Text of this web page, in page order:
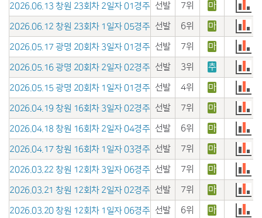
2026.06.13 창원 23회차 2일자 01경주 선발 7위 마
2026.06.12 창원 23회차 1일자 05경주 선발 6위 마
2026.05.17 광명 20회차 3일자 01경주 선발 7위 마
2026.05.16 광명 20회차 2일자 02경주 선발 3위 추
2026.05.15 광명 20회차 1일자 01경주 선발 4위 마
2026.04.19 창원 16회차 3일자 02경주 선발 7위 마
2026.04.18 창원 16회차 2일자 04경주 선발 6위 마
2026.04.17 창원 16회차 1일자 03경주 선발 7위 마
2026.03.22 창원 12회차 3일자 06경주 선발 7위 마
2026.03.21 창원 12회차 2일자 02경주 선발 7위 마
2026.03.20 창원 12회차 1일자 06경주 선발 6위 마